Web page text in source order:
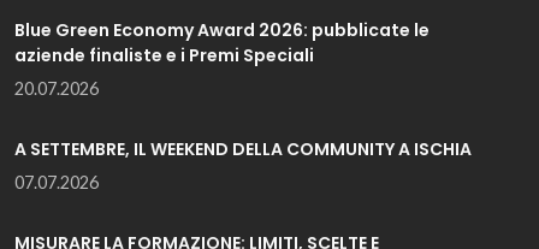
Blue Green Economy Award 2026: pubblicate le
aziende finaliste e i Premi Speciali
20.07.2026
A SETTEMBRE, IL WEEKEND DELLA COMMUNITY A ISCHIA
07.07.2026
MISURARE LA FORMAZIONE: LIMITI, SCELTE E